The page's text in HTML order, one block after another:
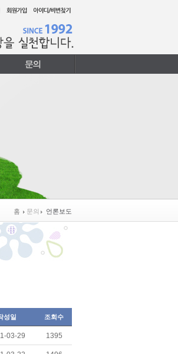
홈 문의 언론보도
성일 조회수
03-29 1395